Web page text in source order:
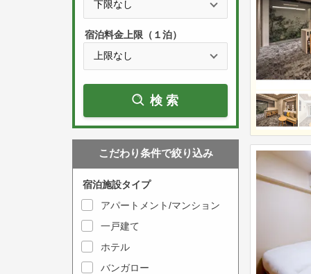
w
a
r
w
e
t
o
e
w
a
r
w
k
t
宿泊料金上限（１泊）
検索
こだわり条件で絞り込み
宿泊施設タイプ
アパートメント/マンション
一戸建て
ホテル
バンガロー